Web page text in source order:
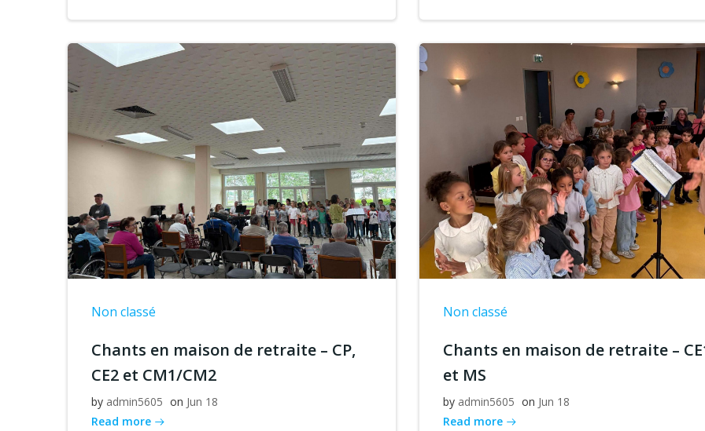
Non classé
Chants en maison de retraite – CP,
CE2 et CM1/CM2
by admin5605 on Jun 18
Read more
Non classé
Chants en maison de retraite –
et MS
by admin5605 on Jun 18
Read more